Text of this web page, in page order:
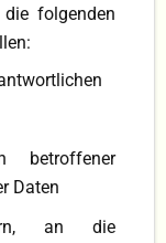
die folgenden
betroffener
Daten
an die